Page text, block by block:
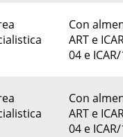
Con
ART e
04 e
Con
ART e
04 e